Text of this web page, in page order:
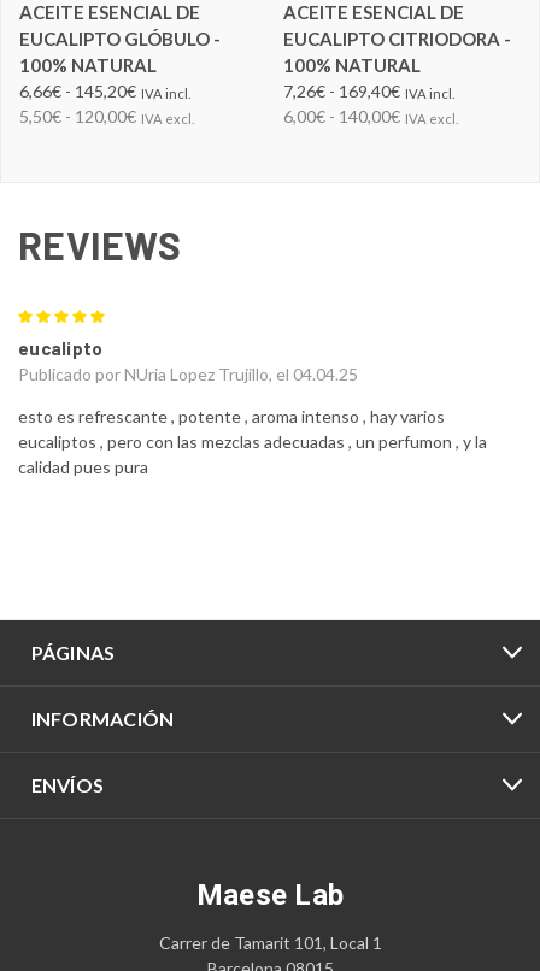
ACEITE ESENCIAL DE
EUCALIPTO GLÓBULO -
100% NATURAL
6,66€ - 145,20€ IVA incl.
5,50€ - 120,00€ IVA excl.
ACEITE ESENCIAL DE
EUCALIPTO CITRIODORA -
100% NATURAL
7,26€ - 169,40€ IVA incl.
6,00€ - 140,00€ IVA excl.
REVIEWS
eucalipto
Publicado por NUria Lopez Trujillo, el 04.04.25
esto es refrescante , potente , aroma intenso , hay varios
eucaliptos , pero con las mezclas adecuadas , un perfumon , y la
calidad pues pura
PÁGINAS
INFORMACIÓN
ENVÍOS
Maese Lab
Carrer de Tamarit 101, Local 1